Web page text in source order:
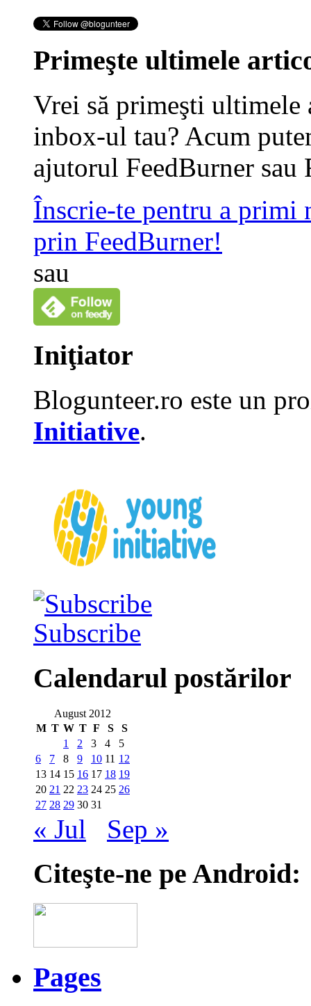
Primeşte ultimele
Vrei să primeşti
inbox-ul tau? Acum
ajutorul FeedBurner sau
Înscrie-te pentru a primi
prin FeedBurner!
sau
Iniţiator
Blogunteer.ro este un
Initiative.
Subscribe
Calendarul postărilor
August 2012
M T W T F S
S
1
2 3 4
5
6
7 8 9 10 11 12
13 14 15 16 17 18 19
20 21 22 23 24 25 26
27 28 29 30 31
« Jul Sep »
Citeşte-ne pe Android:
Pages